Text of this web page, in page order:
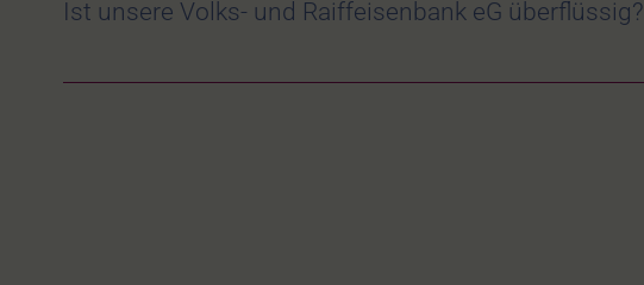
Ist unsere Volks- und Raiffeisenbank eG überflüssig?